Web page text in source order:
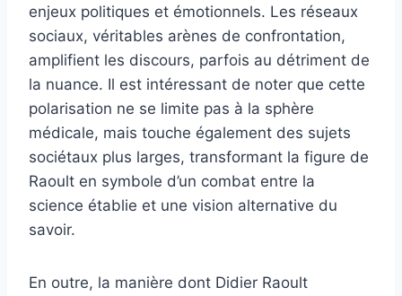
enjeux politiques et émotionnels. Les réseaux
sociaux, véritables arènes de confrontation,
amplifient les discours, parfois au détriment de
la nuance. Il est intéressant de noter que cette
polarisation ne se limite pas à la sphère
médicale, mais touche également des sujets
sociétaux plus larges, transformant la figure de
Raoult en symbole d’un combat entre la
science établie et une vision alternative du
savoir.
En outre, la manière dont Didier Raoult